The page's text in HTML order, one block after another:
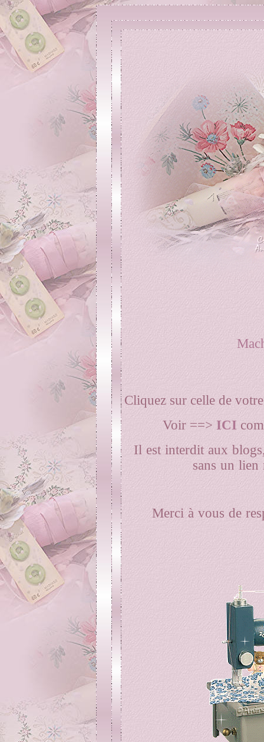
Cliquez sur celle de
Voir ==> ICI
Il est interdit aux
sans un lien
Merci à vous de